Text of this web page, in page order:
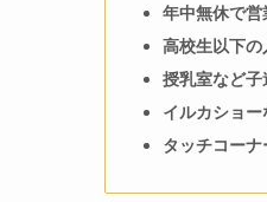
年中無休で営
高校生以下
授乳室など
イルカショ
タッチコー